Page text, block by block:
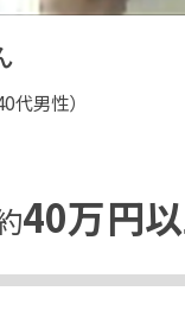
代男性）
40万円